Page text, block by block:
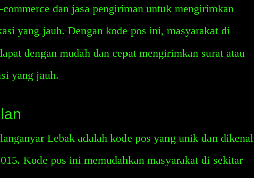
commerce dan jasa pengiriman untuk mengirimkan
yang jauh. Dengan kode pos ini, masyarakat di
dengan mudah dan cepat mengirimkan surat atau
yang jauh.
Lebak adalah kode pos yang unik dan dikenal
Kode pos ini memudahkan masyarakat di sekitar